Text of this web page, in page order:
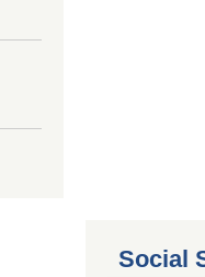
Social